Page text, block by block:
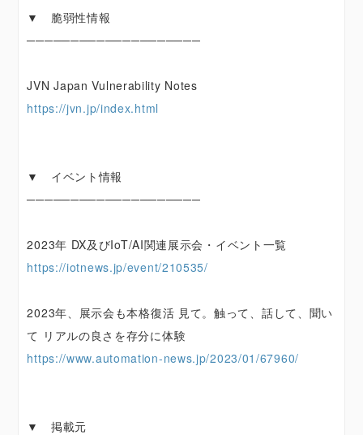
▼ 脆弱性情報
────────────────────
JVN Japan Vulnerability Notes
https://jvn.jp/index.html
▼ イベント情報
────────────────────
2023年 DX及びIoT/AI関連展示会・イベント一覧
https://iotnews.jp/event/210535/
2023年、展示会も本格復活 見て。触って、話して、聞い
て リアルの良さを存分に体験
https://www.automation-news.jp/2023/01/67960/
▼ 掲載元